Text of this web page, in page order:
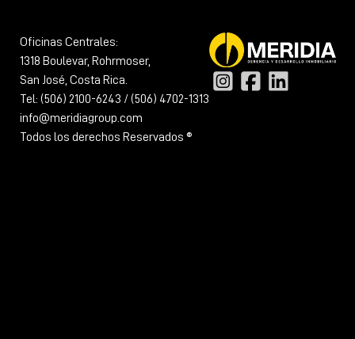
Oficinas Centrales:
1318 Boulevar, Rohrmoser,
San José, Costa Rica.
Tel: (506) 2100-6243 / (506) 4702-1313
info@meridiagroup.com
Todos los derechos Reservados ®